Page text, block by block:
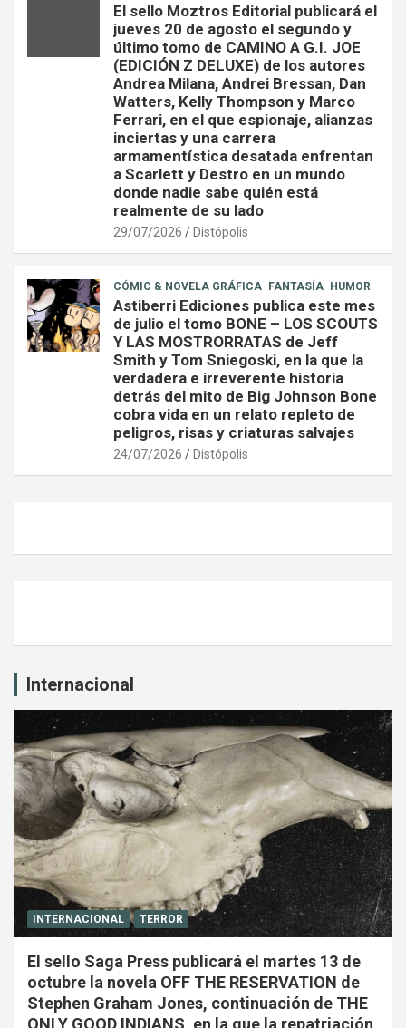
El sello Moztros Editorial publicará el
jueves 20 de agosto el segundo y
último tomo de CAMINO A G.I. JOE
(EDICIÓN Z DELUXE) de los autores
Andrea Milana, Andrei Bressan, Dan
Watters, Kelly Thompson y Marco
Ferrari, en el que espionaje, alianzas
inciertas y una carrera
armamentística desatada enfrentan
a Scarlett y Destro en un mundo
donde nadie sabe quién está
realmente de su lado
29/07/2026 Distópolis
CÓMIC & NOVELA GRÁFICA FANTASÍA HUMOR
Astiberri Ediciones publica este mes
de julio el tomo BONE – LOS SCOUTS
Y LAS MOSTRORRATAS de Jeff
Smith y Tom Sniegoski, en la que la
verdadera e irreverente historia
detrás del mito de Big Johnson Bone
cobra vida en un relato repleto de
peligros, risas y criaturas salvajes
24/07/2026 Distópolis
Internacional
INTERNACIONAL TERROR
El sello Saga Press publicará el martes 13 de
octubre la novela OFF THE RESERVATION de
Stephen Graham Jones, continuación de THE
ONLY GOOD INDIANS, en la que la repatriación